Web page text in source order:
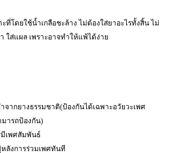
ที่โดยใช้น้ำเกลือชะล้าง ไม่ต้องใส่ยาอะไรทั้งสิ้น ไม่
ใส่แผล เพราะอาจทำให้แพ้ได้ง่าย
จากยางธรรมชาติ(ป้องกันได้เฉพาะอวัยวะเพศ
ารถป้องกัน)
เพศสัมพันธ์
ลังการร่วมเพศทันที